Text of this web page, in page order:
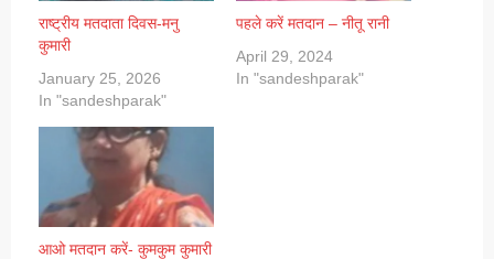
राष्ट्रीय मतदाता दिवस-मनु
कुमारी
January 25, 2026
In "sandeshparak"
पहले करें मतदान – नीतू रानी
April 29, 2024
In "sandeshparak"
आओ मतदान करें- कुमकुम कुमारी